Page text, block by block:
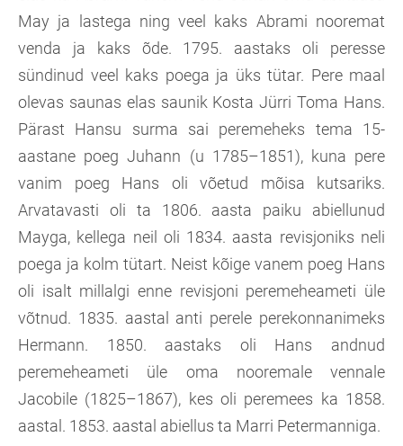
May ja lastega ning veel kaks Abrami nooremat
venda ja kaks õde. 1795. aastaks oli peresse
sündinud veel kaks poega ja üks tütar. Pere maal
olevas saunas elas saunik Kosta Jürri Toma Hans.
Pärast Hansu surma sai peremeheks tema 15-
aastane poeg Juhann (u 1785–1851), kuna pere
vanim poeg Hans oli võetud mõisa kutsariks.
Arvatavasti oli ta 1806. aasta paiku abiellunud
Mayga, kellega neil oli 1834. aasta revisjoniks neli
poega ja kolm tütart. Neist kõige vanem poeg Hans
oli isalt millalgi enne revisjoni peremeheameti üle
võtnud. 1835. aastal anti perele perekonnanimeks
Hermann. 1850. aastaks oli Hans andnud
peremeheameti üle oma nooremale vennale
Jacobile (1825–1867), kes oli peremees ka 1858.
aastal. 1853. aastal abiellus ta Marri Petermanniga.